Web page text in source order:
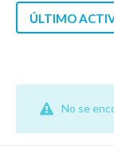
ÚLTIMO
No se